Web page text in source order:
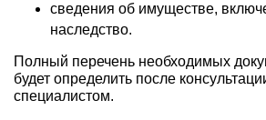
сведения об имуществе,
наследство.
Полный перечень необходимых
будет определить после
специалистом.